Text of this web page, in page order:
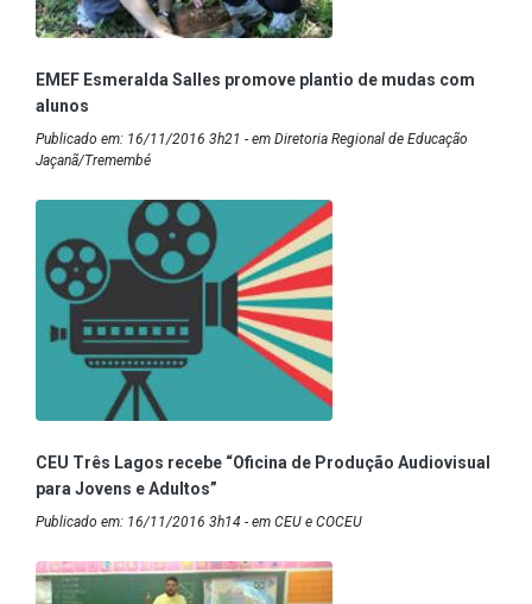
EMEF Esmeralda Salles promove plantio de mudas com
alunos
Publicado em: 16/11/2016 3h21 - em Diretoria Regional de Educação
Jaçanã/Tremembé
CEU Três Lagos recebe “Oficina de Produção Audiovisual
para Jovens e Adultos”
Publicado em: 16/11/2016 3h14 - em CEU e COCEU